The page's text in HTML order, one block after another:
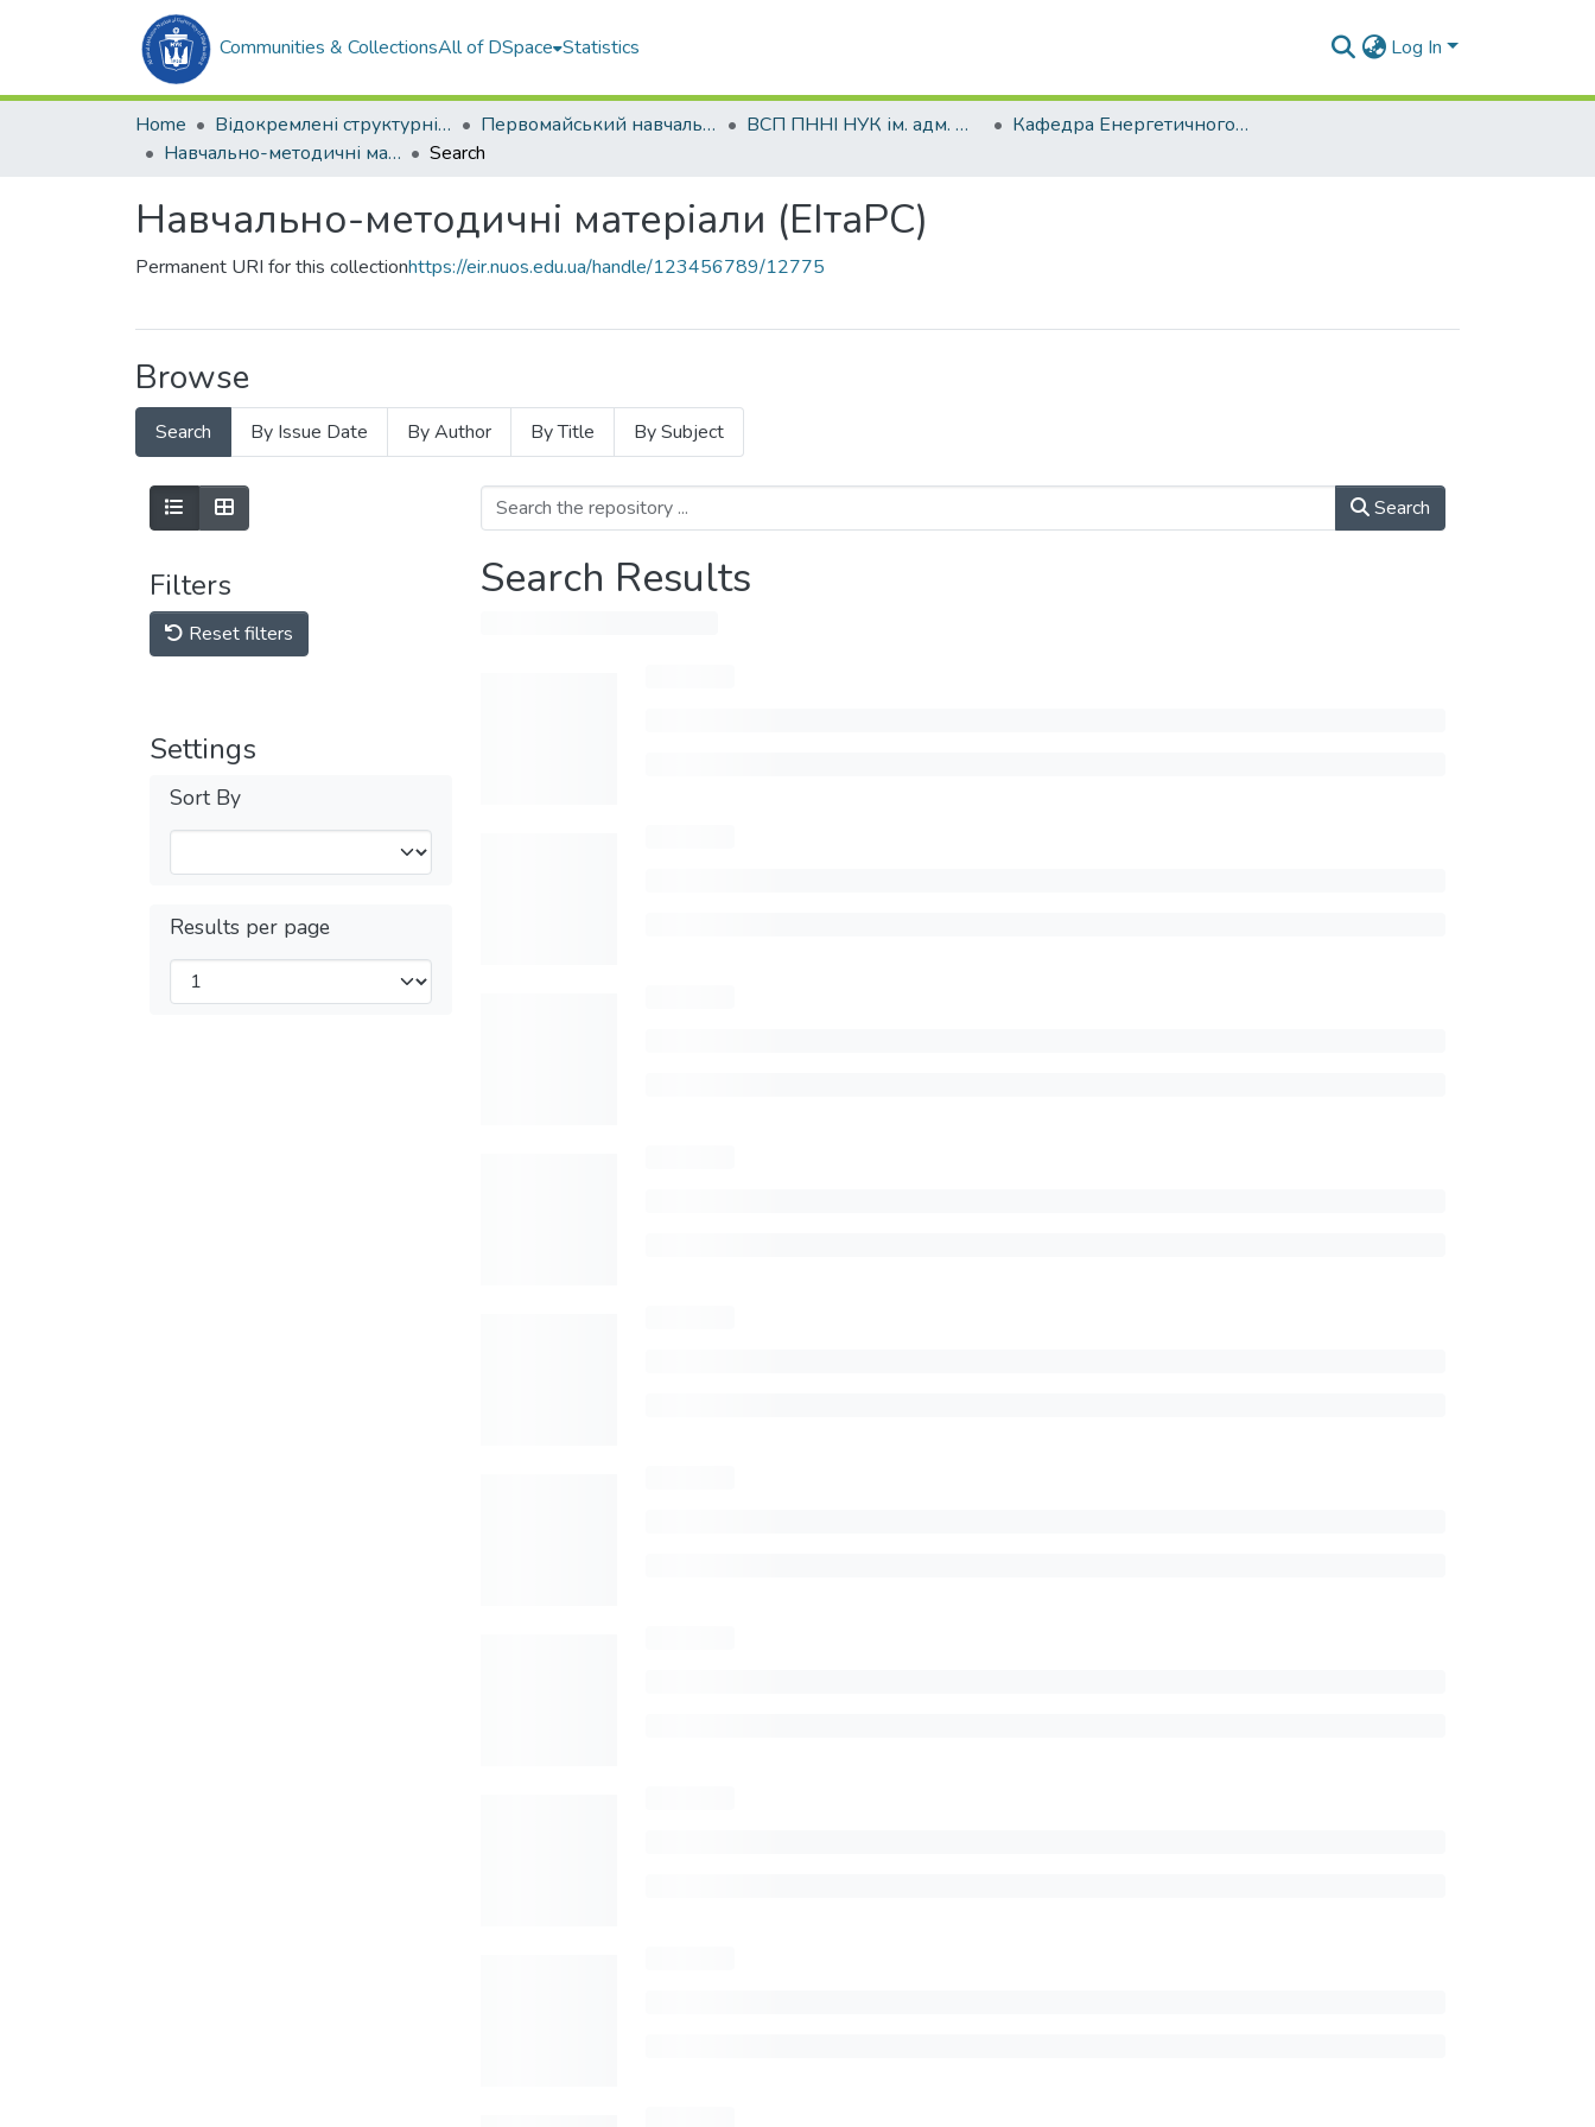
Communities & CollectionsAll of DSpace Statistics Log In
Home Відокремлені структурні підрозділи НУК ім. адм. Макарова Первомайський навчально-науковий інститут НУК ім. адм. Макарова (ПННІ НУК) ВСП ПННІ НУК ім. адм. Макарова
Кафедра Енергетичного інжинірингу та робототехнічних систем (ЕІтаРС)
Навчально-методичні матеріали (ЕІтаРС)
Search
Навчально-методичні матеріали (ЕІтаРС)
Permanent URI for this collectionhttps://eir.nuos.edu.ua/handle/123456789/12775
Browse
Search By Issue Date By Author By Title By Subject
Filters
Reset filters
Settings
Sort By
Results per page
Search
Search Results